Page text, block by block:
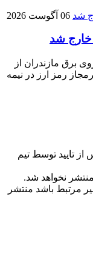
06 آگوست 2026
برق مازندران از
غیرمجاز رمز ارز در نیمه
تایید توسط تیم
نخواهد شد.
مرتبط باشد منتشر